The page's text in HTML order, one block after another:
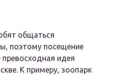
общаться
поэтому посещение
идея
К примеру, зоопарк